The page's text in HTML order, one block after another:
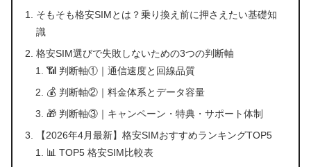
そもそも格安SIMとは？乗り換え前に押さえたい基礎知
識
格安SIM選びで失敗しないための3つの判断軸
📶 判断軸①｜通信速度と回線品質
💰 判断軸②｜料金体系とデータ容量
🎁 判断軸③｜キャンペーン・特典・サポート体制
【2026年4月最新】格安SIMおすすめランキングTOP5
📊 TOP5 格安SIM比較表